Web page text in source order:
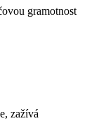
gramotnost
zažívá